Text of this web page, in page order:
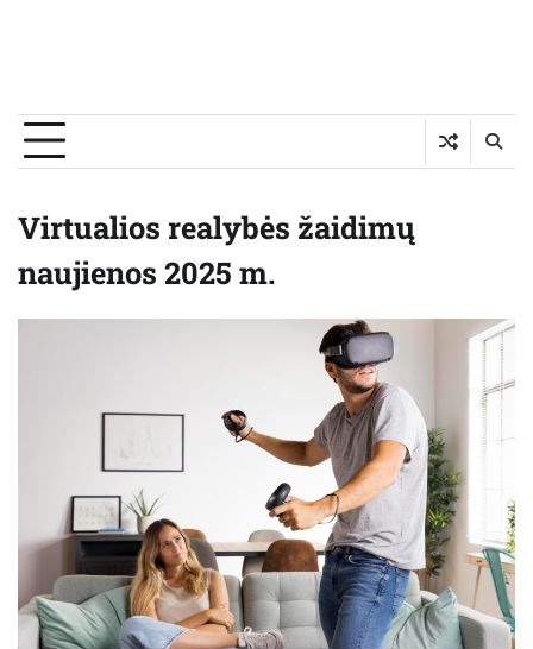
Virtualios realybės žaidimų
naujienos 2025 m.